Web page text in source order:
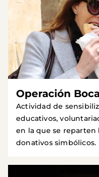
Operación
Actividad de
educativos,
en la que se reparten
donativos simbólicos.